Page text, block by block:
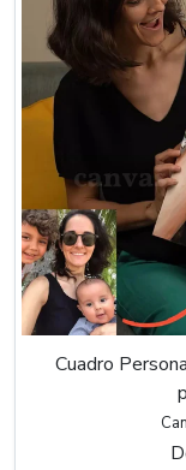
Cuadro